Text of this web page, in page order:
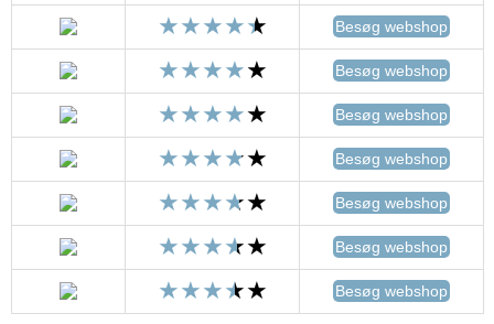
Besøg webshop
Besøg webshop
Besøg webshop
Besøg webshop
Besøg webshop
Besøg webshop
Besøg webshop